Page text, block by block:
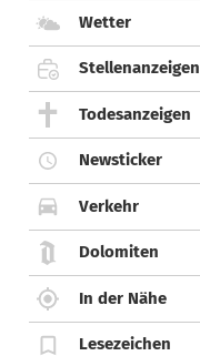
Wetter
Stellenanzeigen
Todesanzeigen
Newsticker
Verkehr
Dolomiten
In der Nähe
Lesezeichen